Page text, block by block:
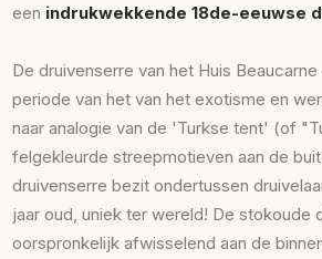
een indrukwekkende 18de-eeuwse
De druivenserre van het Huis
periode van het van het exotisme en
naar analogie van de 'Turkse tent' (of
felgekleurde streepmotieven aan de
druivenserre bezit ondertussen
jaar oud, uniek ter wereld! De stokoude
oorspronkelijk afwisselend aan de